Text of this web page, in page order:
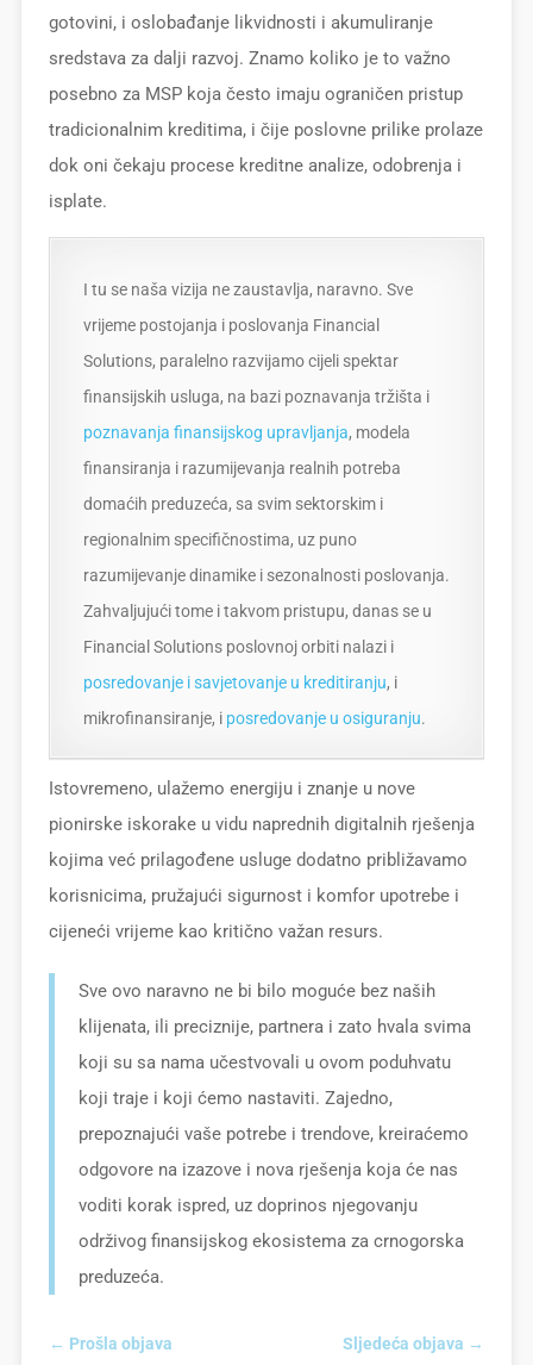
gotovini, i oslobađanje likvidnosti i akumuliranje
sredstava za dalji razvoj. Znamo koliko je to važno
posebno za MSP koja često imaju ograničen pristup
tradicionalnim kreditima, i čije poslovne prilike prolaze
dok oni čekaju procese kreditne analize, odobrenja i
isplate.
I tu se naša vizija ne zaustavlja, naravno. Sve
vrijeme postojanja i poslovanja Financial
Solutions, paralelno razvijamo cijeli spektar
finansijskih usluga, na bazi poznavanja tržišta i
poznavanja finansijskog upravljanja, modela
finansiranja i razumijevanja realnih potreba
domaćih preduzeća, sa svim sektorskim i
regionalnim specifičnostima, uz puno
razumijevanje dinamike i sezonalnosti poslovanja.
Zahvaljujući tome i takvom pristupu, danas se u
Financial Solutions poslovnoj orbiti nalazi i
posredovanje i savjetovanje u kreditiranju, i
mikrofinansiranje, i posredovanje u osiguranju.
Istovremeno, ulažemo energiju i znanje u nove
pionirske iskorake u vidu naprednih digitalnih rješenja
kojima već prilagođene usluge dodatno približavamo
korisnicima, pružajući sigurnost i komfor upotrebe i
cijeneći vrijeme kao kritično važan resurs.
Sve ovo naravno ne bi bilo moguće bez naših
klijenata, ili preciznije, partnera i zato hvala svima
koji su sa nama učestvovali u ovom poduhvatu
koji traje i koji ćemo nastaviti. Zajedno,
prepoznajući vaše potrebe i trendove, kreiraćemo
odgovore na izazove i nova rješenja koja će nas
voditi korak ispred, uz doprinos njegovanju
održivog finansijskog ekosistema za crnogorska
preduzeća.
← Prošla objava Sljedeća objava →